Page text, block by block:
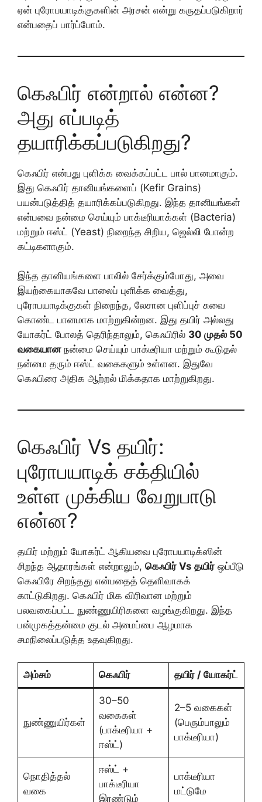
ஏன் புரோபயாடிக்குகளின் அரசன் என்று கருதப்படுகிறார்
என்பதைப் பார்ப்போம்.
கெஃபிர் என்றால் என்ன?
அது எப்படித்
தயாரிக்கப்படுகிறது?
கெஃபிர் என்பது புளிக்க வைக்கப்பட்ட பால் பானமாகும்.
இது கெஃபிர் தானியங்களைப் (Kefir Grains)
பயன்படுத்தித் தயாரிக்கப்படுகிறது. இந்த தானியங்கள்
என்பவை நன்மை செய்யும் பாக்டீரியாக்கள் (Bacteria)
மற்றும் ஈஸ்ட் (Yeast) நிறைந்த சிறிய, ஜெல்லி போன்ற
கட்டிகளாகும்.
இந்த தானியங்களை பாலில் சேர்க்கும்போது, அவை
இயற்கையாகவே பாலைப் புளிக்க வைத்து,
புரோபயாடிக்குகள் நிறைந்த, லேசான புளிப்புச் சுவை
கொண்ட பானமாக மாற்றுகின்றன. இது தயிர் அல்லது
யோகர்ட் போலத் தெரிந்தாலும், கெஃபிரில் 30 முதல் 50
வகையானநன்மை செய்யும் பாக்டீரியா மற்றும் கூடுதல்
நன்மை தரும் ஈஸ்ட் வகைகளும் உள்ளன. இதுவே
கெஃபிரை அதிக ஆற்றல் மிக்கதாக மாற்றுகிறது.
கெஃபிர் Vs தயிர்:
புரோபயாடிக் சக்தியில்
உள்ள முக்கிய வேறுபாடு
என்ன?
தயிர் மற்றும் யோகர்ட் ஆகியவை புரோபயாடிக்ஸின்
சிறந்த ஆதாரங்கள் என்றாலும், கெஃபிர் Vs தயிர் ஒப்பீடு
கெஃபிரே சிறந்தது என்பதைத் தெளிவாகக்
காட்டுகிறது. கெஃபிர் மிக விரிவான மற்றும்
பலவகைப்பட்ட நுண்ணுயிரிகளை வழங்குகிறது. இந்த
பன்முகத்தன்மை குடல் அமைப்பை ஆழமாக
சமநிலைப்படுத்த உதவுகிறது.
அம்சம் கெஃபிர் தயிர் / யோகர்ட்
நுண்ணுயிர்கள்
30–50
வகைகள்
(பாக்டீரியா +
ஈஸ்ட்)
2–5 வகைகள்
(பெரும்பாலும்
பாக்டீரியா)
நொதித்தல்
வகை
ஈஸ்ட் +
பாக்டீரியா
இரண்டும்
பாக்டீரியா
மட்டுமே